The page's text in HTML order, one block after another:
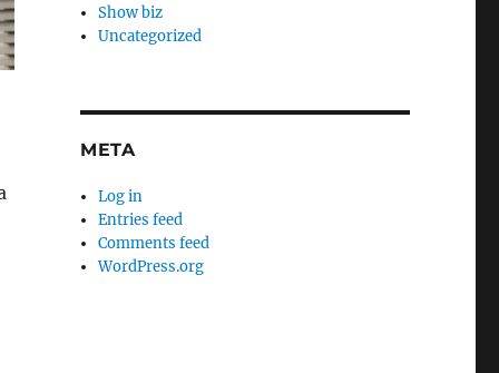
Show biz
Uncategorized
META
Log in
Entries feed
Comments feed
WordPress.org